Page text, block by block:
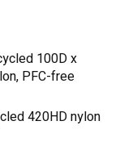
100D x
PFC-free
420HD nylon